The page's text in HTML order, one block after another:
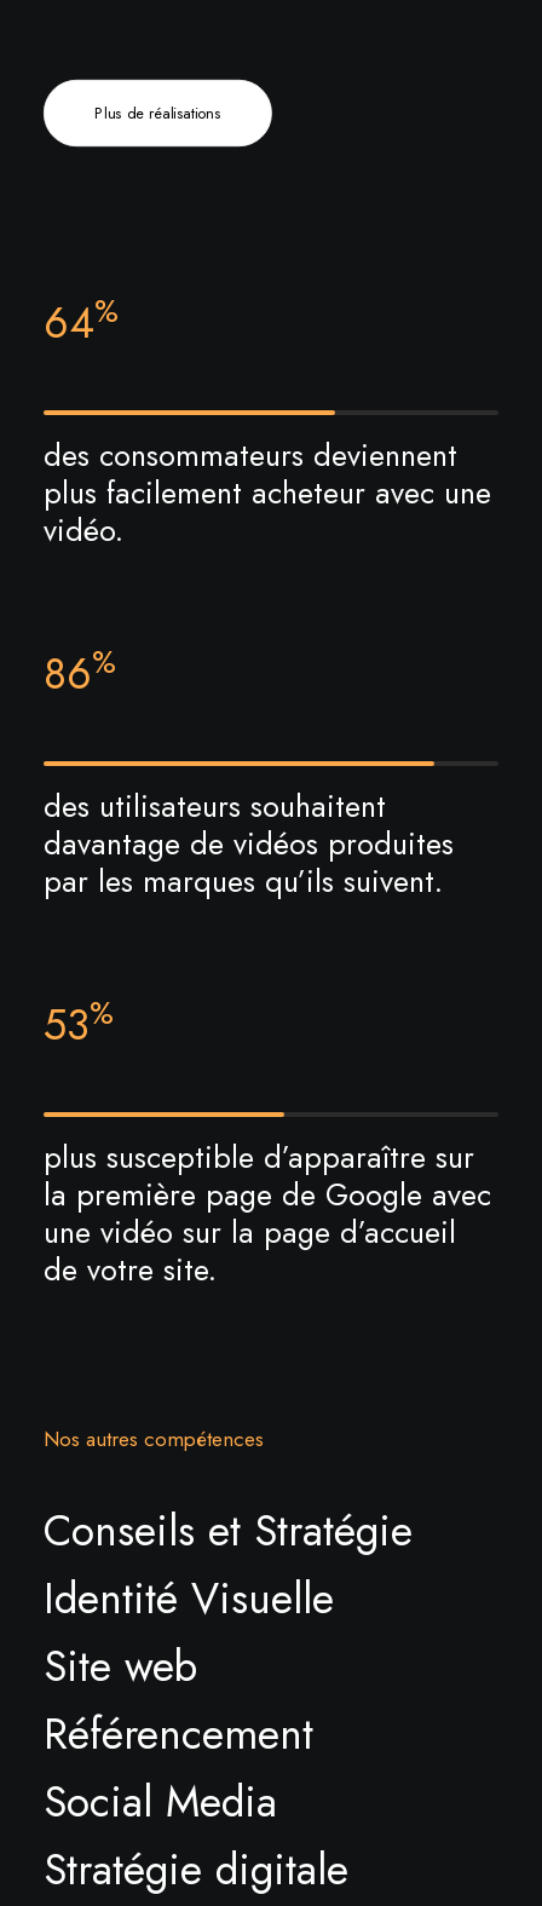
Plus de réalisations
64%
des consommateurs deviennent
plus facilement acheteur avec une
vidéo.
86%
des utilisateurs souhaitent
davantage de vidéos produites
par les marques qu’ils suivent.
53%
plus susceptible d’apparaître sur
la première page de Google avec
une vidéo sur la page d’accueil
de votre site.
Nos autres compétences
Conseils et Stratégie
Identité Visuelle
Site web
Référencement
Social Media
Stratégie digitale